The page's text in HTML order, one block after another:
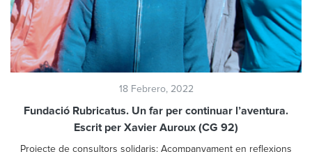
18 Febrero, 2022
Fundació Rubricatus. Un far per continuar l’aventura.
Escrit per Xavier Auroux (CG 92)
Projecte de consultors solidaris: Acompanyament en reflexions